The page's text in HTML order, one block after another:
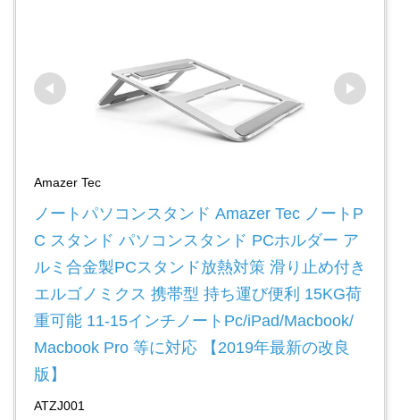
Amazer Tec
ノートパソコンスタンド Amazer Tec ノートP
C スタンド パソコンスタンド PCホルダー ア
ルミ合金製PCスタンド放熱対策 滑り止め付き
エルゴノミクス 携帯型 持ち運び便利 15KG荷
重可能 11-15インチノートPc/iPad/Macbook/
Macbook Pro 等に対応 【2019年最新の改良
版】
ATZJ001